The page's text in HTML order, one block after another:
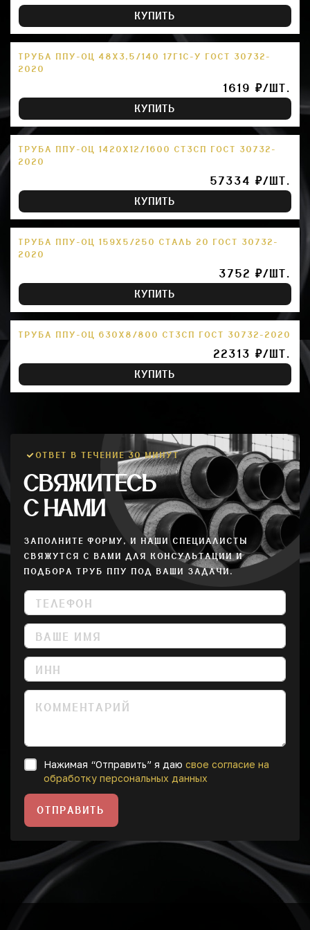
КУПИТЬ
ТРУБА ППУ-ОЦ 48Х3,5/140 17Г1С-У ГОСТ 30732-
2020
1619 ₽/ШТ.
КУПИТЬ
ТРУБА ППУ-ОЦ 1420Х12/1600 СТ3СП ГОСТ 30732-
2020
57334 ₽/ШТ.
КУПИТЬ
ТРУБА ППУ-ОЦ 159Х5/250 СТАЛЬ 20 ГОСТ 30732-
2020
3752 ₽/ШТ.
КУПИТЬ
ТРУБА ППУ-ОЦ 630Х8/800 СТ3СП ГОСТ 30732-2020
22313 ₽/ШТ.
КУПИТЬ
ОТВЕТ В ТЕЧЕНИЕ 30 МИНУТ
СВЯЖИТЕСЬ
С НАМИ
ЗАПОЛНИТЕ ФОРМУ, И НАШИ СПЕЦИАЛИСТЫ
СВЯЖУТСЯ С ВАМИ ДЛЯ КОНСУЛЬТАЦИИ И
ПОДБОРА ТРУБ ППУ ПОД ВАШИ ЗАДАЧИ.
Нажимая “Отправить” я даю свое согласие на
обработку персональных данных
ОТПРАВИТЬ